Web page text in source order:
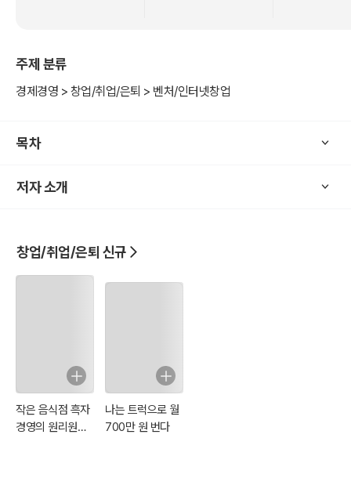
니라 기업이 원하도록 만드는, 면접관이 반하게 만드는 자기소개서를
만들어보자는 것입니다.
인의 성격과 취업 전략법의 특성이 무척 중요합니다.
위해 16가지 특성과 장점 부각 자기소개로 나누었습니다.
키우며 시험, 면접 등에 대비하여 바로바로 써먹을 수 있도록 자기소개
주제 분류
경제경영 > 창업/취업/은퇴 > 벤처/인터넷창업
목차
저자 소개
창업/취업/은퇴 신규
작은 음식점 흑자
경영의 원리원칙
나는 트럭으로 월
700만 원 번다